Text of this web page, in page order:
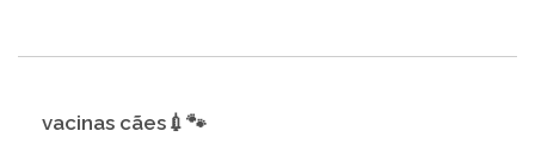
vacinas cães💉🐾